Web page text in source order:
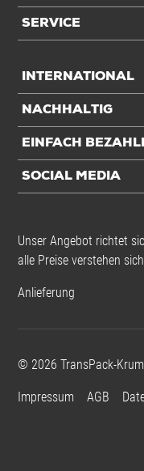
SERVICE
INTERNATIONAL
NACHHALTIG
EINFACH
SOCIAL MEDIA
Unser Angebot richtet
alle Preise verstehen
Anlieferung
© 2026 TransPack-
Impressum AGB